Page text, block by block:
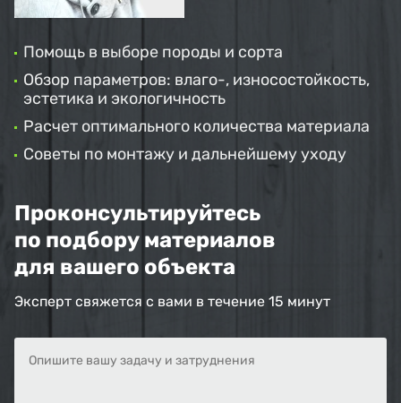
Помощь в выборе породы и сорта
Обзор параметров: влаго-, износостойкость,
эстетика и экологичность
Расчет оптимального количества материала
Советы по монтажу и дальнейшему уходу
Проконсультируйтесь
по подбору материалов
для вашего объекта
Эксперт свяжется с вами в течение 15 минут